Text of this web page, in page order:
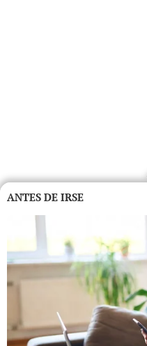
ANTES DE IRSE